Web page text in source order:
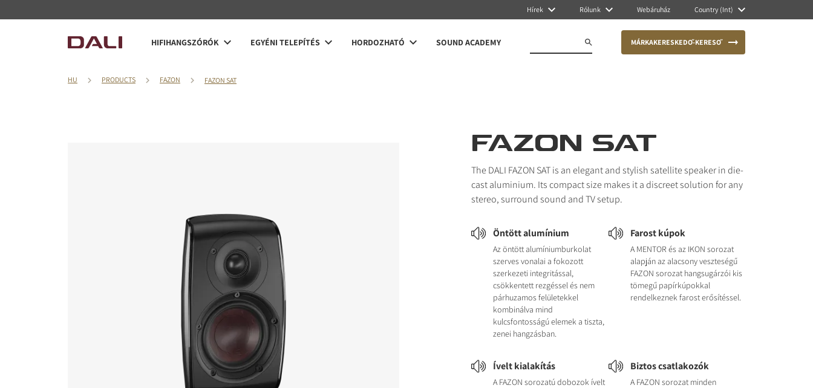
Hírek Rólunk Webáruház Country (Int)
HIFIHANGSZÓRÓK EGYÉNI TELEPÍTÉS HORDOZHATÓ SOUND ACADEMY MÁRKAKERESKEDŐ-KERESŐ
HU PRODUCTS FAZON FAZON SAT
FAZON SAT
The DALI FAZON SAT is an elegant and stylish satellite speaker in die-
cast aluminium. Its compact size makes it a discreet solution for any
stereo, surround sound and TV setup.
Öntött alumínium
Az öntött alumíniumburkolat
szerves vonalai a fokozott
szerkezeti integritással,
csökkentett rezgéssel és nem
párhuzamos felületekkel
kombinálva mind
kulcsfontosságú elemek a tiszta,
zenei hangzásban.
Farost kúpok
A MENTOR és az IKON sorozat
alapján az alacsony veszteségű
FAZON sorozat hangsugárzói kis
tömegű papírkúpokkal
rendelkeznek farost erősítéssel.
Ívelt kialakítás
A FAZON sorozatú dobozok ívelt
Biztos csatlakozók
A FAZON sorozat minden